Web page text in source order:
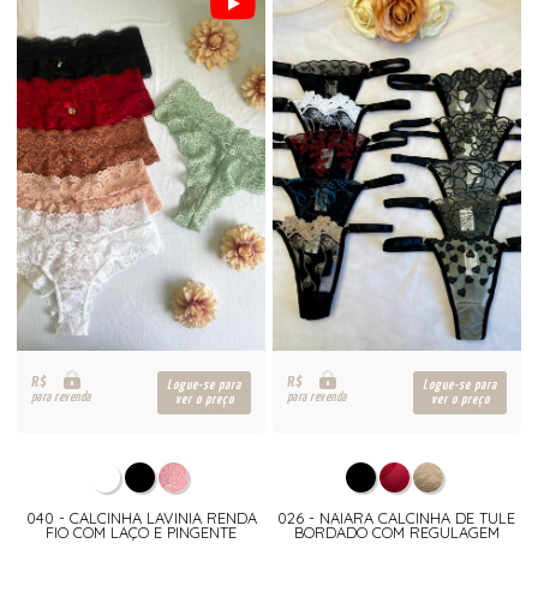
R$
para revenda
Logue-se para
ver o preço
040 - CALCINHA LAVINIA RENDA
FIO COM LAÇO E PINGENTE
R$
para revenda
Logue-se para
ver o preço
026 - NAIARA CALCINHA DE TULE
BORDADO COM REGULAGEM